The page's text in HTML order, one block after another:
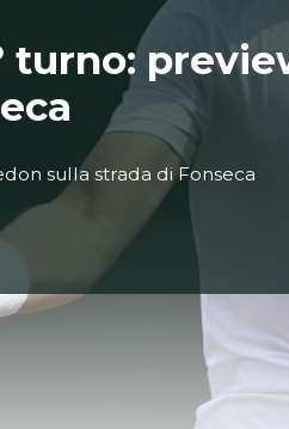
turno:
sulla strada di Fonseca